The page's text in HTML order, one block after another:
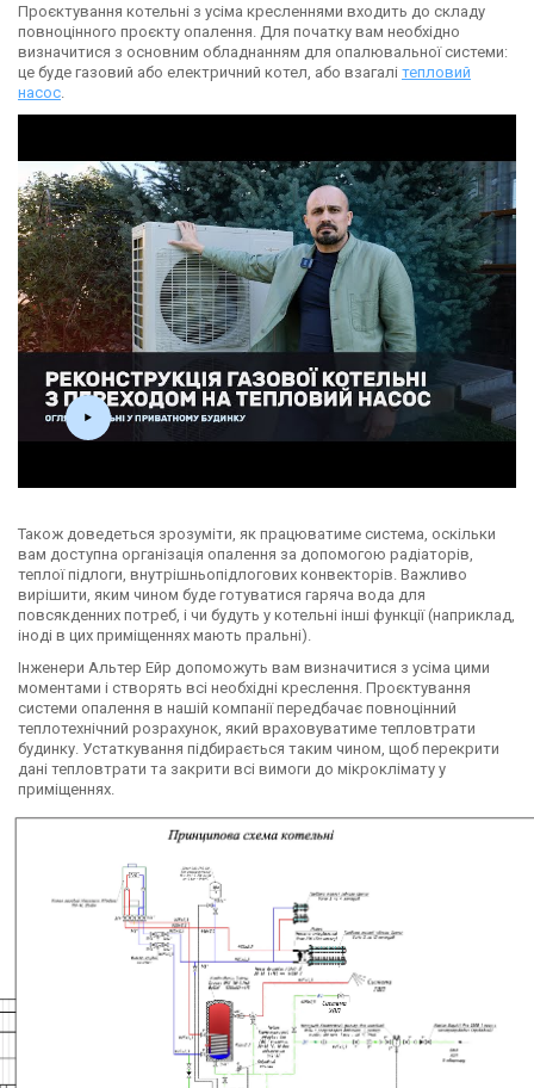
Проєктування котельні з усіма кресленнями входить до складу
повноцінного проєкту опалення. Для початку вам необхідно
визначитися з основним обладнанням для опалювальної системи:
це буде газовий або електричний котел, або взагалі тепловий
насос
Також доведеться зрозуміти, як працюватиме система, оскільки
вам доступна організація опалення за допомогою радіаторів,
теплої підлоги, внутрішньопідлогових конвекторів. Важливо
вирішити, яким чином буде готуватися гаряча вода для
повсякденних потреб, і чи будуть у котельні інші функції (наприклад,
іноді в цих приміщеннях мають пральні).
Інженери Альтер Ейр допоможуть вам визначитися з усіма цими
моментами і створять всі необхідні креслення. Проєктування
системи опалення в нашій компанії передбачає повноцінний
теплотехнічний розрахунок, який враховуватиме тепловтрати
будинку. Устаткування підбирається таким чином, щоб перекрити
дані тепловтрати та закрити всі вимоги до мікроклімату у
приміщеннях.